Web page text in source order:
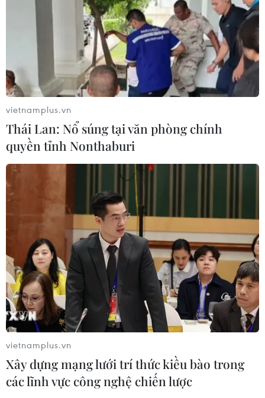
vietnamplus.vn
Thái Lan: Nổ súng tại văn phòng chính
quyền tỉnh Nonthaburi
vietnamplus.vn
Xây dựng mạng lưới trí thức kiều bào trong
các lĩnh vực công nghệ chiến lược